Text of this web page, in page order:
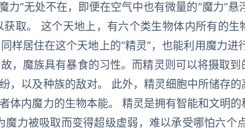
力”无处不在，即便在空气中也有微量的“魔力”
取。 这个天地上，有六个类生物体内所有的生
样居住在这个天地上的“精灵”，也能利用魔力进
，魔族具有暴食的习性。而精灵则可以将摄取到
，以及种族的敌对。 此外，精灵细胞中所储存
体内魔力的生物本能。 精灵是拥有智能和文明
力被吸取而变得超级虚弱，难以承受哪怕六个